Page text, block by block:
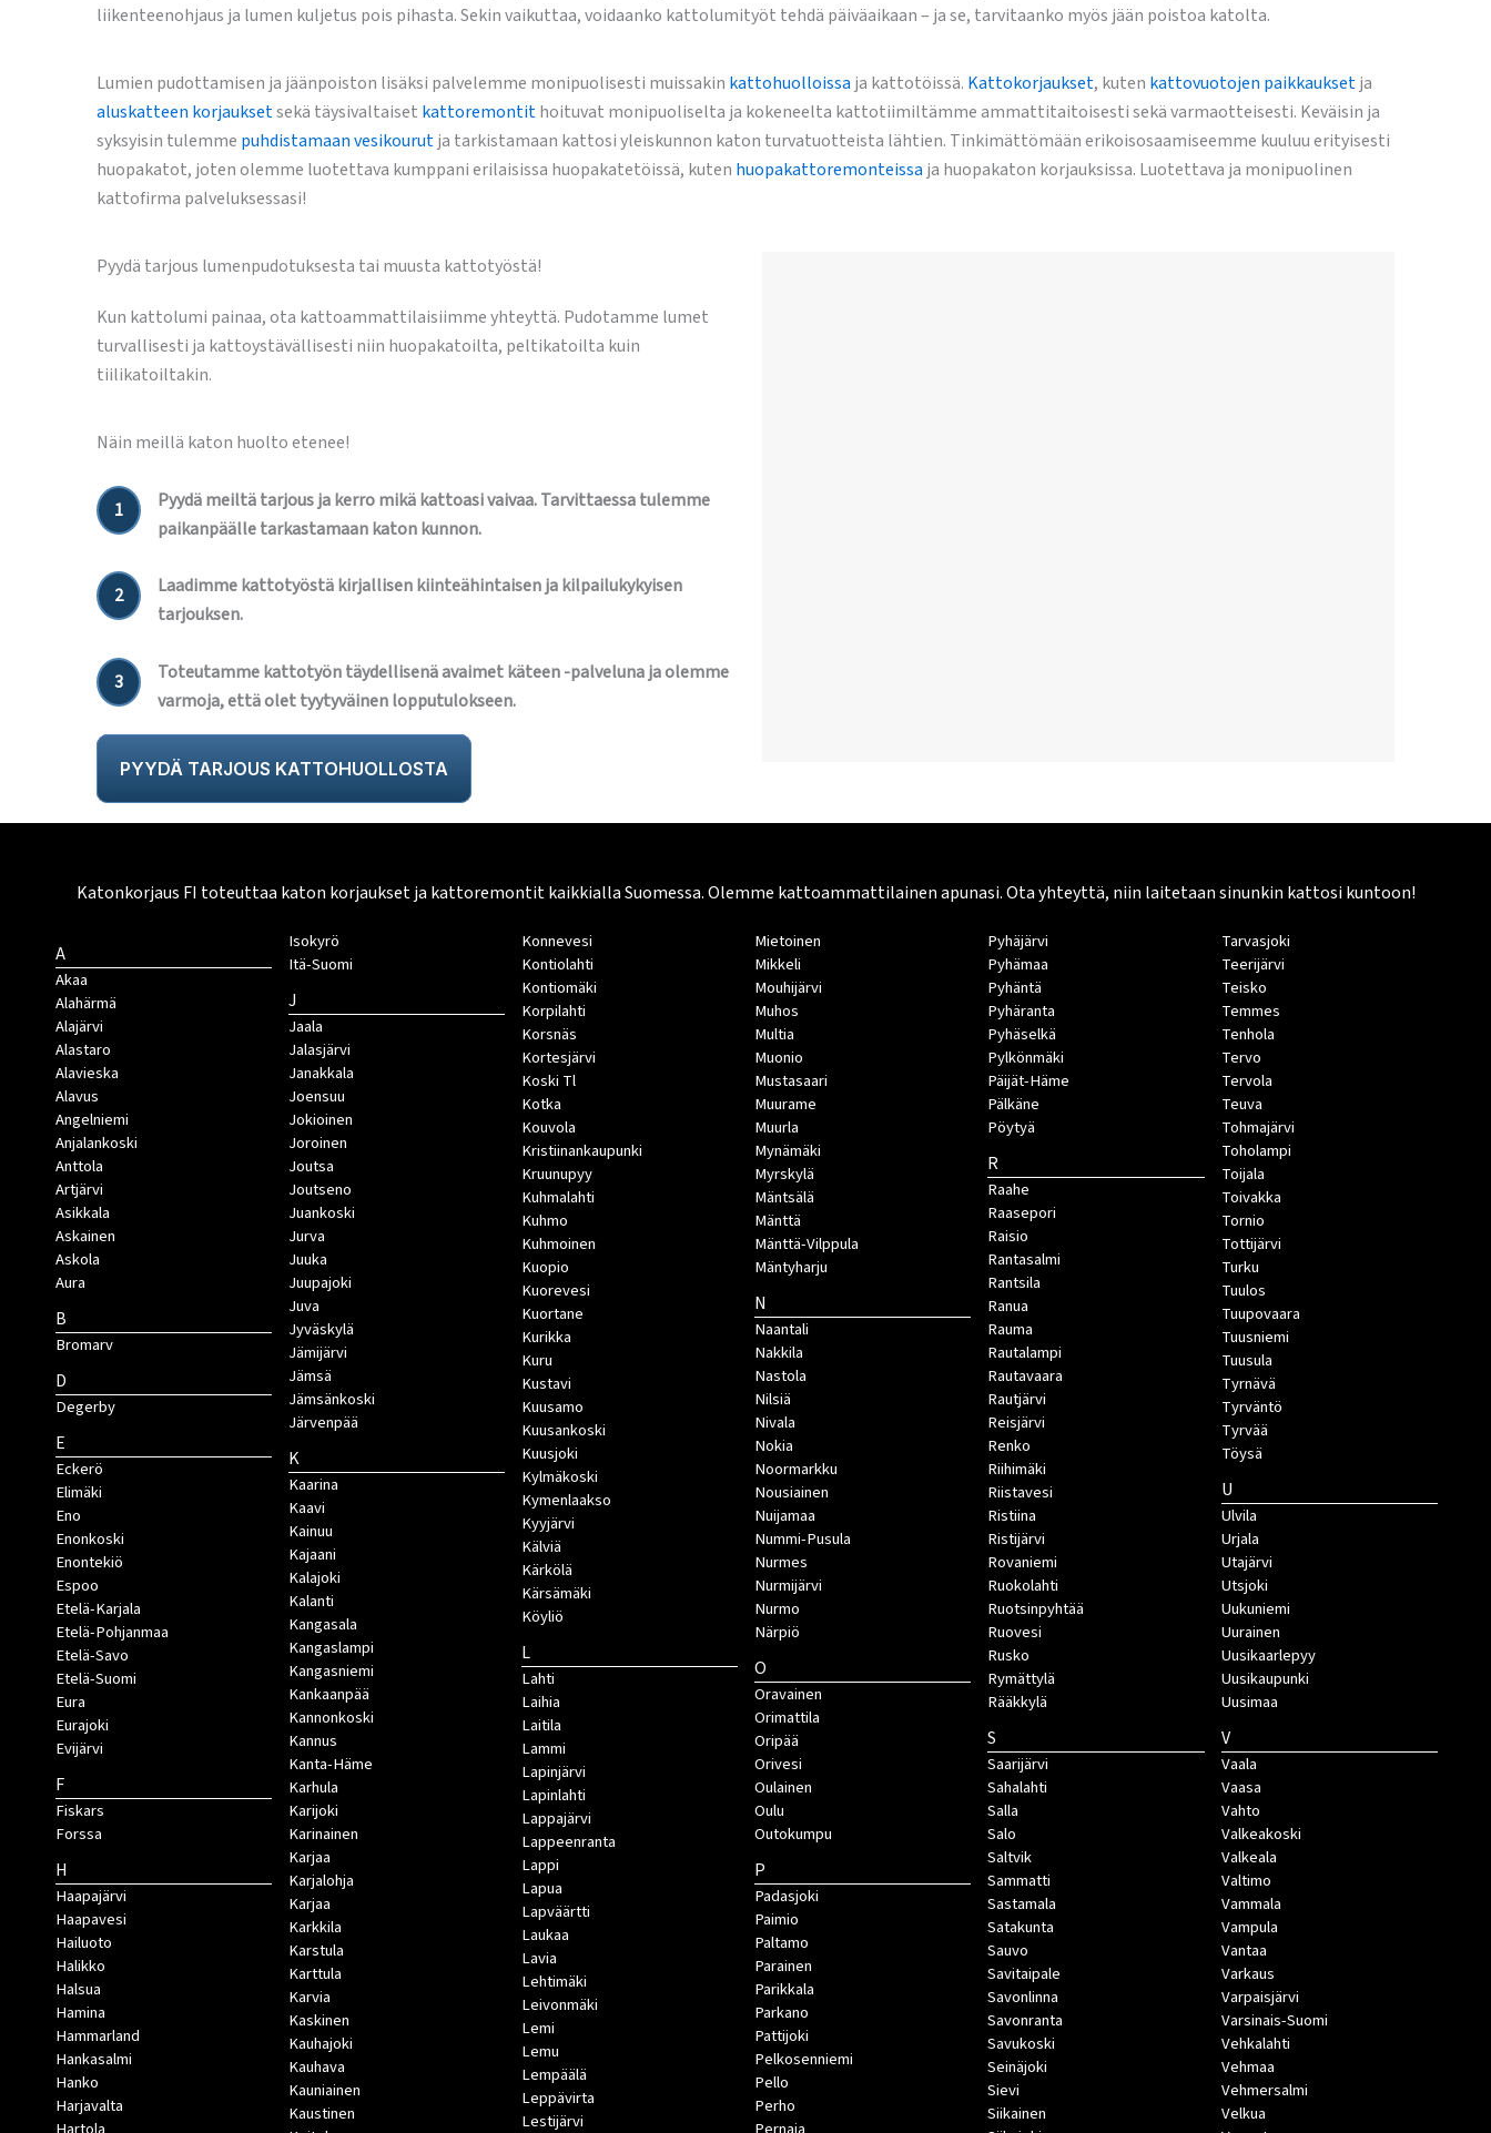
liikenteenohjaus ja lumen kuljetus pois pihasta. Sekin vaikuttaa, voidaanko kattolumityöt tehdä päiväaikaan – ja se, tarvitaanko myös jään poistoa katolta.
Lumien pudottamisen ja jäänpoiston lisäksi palvelemme monipuolisesti muissakin kattohuolloissa ja kattotöissä. Kattokorjaukset, kuten kattovuotojen paikkauksetja
aluskatteen korjauksetsekä täysivaltaiset kattoremontithoituvat monipuoliselta ja kokeneelta kattotiimiltämme ammattitaitoisesti sekä varmaotteisesti. Keväisin ja
syksyisin tulemme puhdistamaan vesikourutja tarkistamaan kattosi yleiskunnon katon turvatuotteista lähtien. Tinkimättömään erikoisosaamiseemme kuuluu erityisesti
huopakatot, joten olemme luotettava kumppani erilaisissa huopakatetöissä, kuten huopakattoremonteissa ja huopakaton korjauksissa. Luotettava ja monipuolinen
kattofirma palveluksessasi!
Pyydä tarjous lumenpudotuksesta tai muusta kattotyöstä!
Kun kattolumi painaa, ota kattoammattilaisiimme yhteyttä. Pudotamme lumet
turvallisesti ja kattoystävällisesti niin huopakatoilta, peltikatoilta kuin
tiilikatoiltakin.
Näin meillä katon huolto etenee!
1
Pyydä meiltä tarjous ja kerro mikä kattoasi vaivaa. Tarvittaessa tulemme
paikanpäälle tarkastamaan katon kunnon.
2
Laadimme kattotyöstä kirjallisen kiinteähintaisen ja kilpailukykyisen
tarjouksen.
3
Toteutamme kattotyön täydellisenä avaimet käteen -palveluna ja olemme
varmoja, että olet tyytyväinen lopputulokseen.
PYYDÄ TARJOUS KATTOHUOLLOSTA
Katonkorjaus FI toteuttaa katon korjaukset ja kattoremontit kaikkialla Suomessa. Olemme kattoammattilainen apunasi. Ota yhteyttä, niin laitetaan sinunkin kattosi kuntoon!
A
Akaa
Alahärmä
Alajärvi
Alastaro
Alavieska
Alavus
Angelniemi
Anjalankoski
Anttola
Artjärvi
Asikkala
Askainen
Askola
Aura
B
Bromarv
D
Degerby
E
Eckerö
Elimäki
Eno
Enonkoski
Enontekiö
Espoo
Etelä-Karjala
Etelä-Pohjanmaa
Etelä-Savo
Etelä-Suomi
Eura
Eurajoki
Evijärvi
F
Fiskars
Forssa
H
Haapajärvi
Haapavesi
Hailuoto
Halikko
Halsua
Hamina
Hammarland
Hankasalmi
Hanko
Harjavalta
Isokyrö
Itä-Suomi
J
Jaala
Jalasjärvi
Janakkala
Joensuu
Jokioinen
Joroinen
Joutsa
Joutseno
Juankoski
Jurva
Juuka
Juupajoki
Juva
Jyväskylä
Jämijärvi
Jämsä
Jämsänkoski
Järvenpää
K
Kaarina
Kaavi
Kainuu
Kajaani
Kalajoki
Kalanti
Kangasala
Kangaslampi
Kangasniemi
Kankaanpää
Kannonkoski
Kannus
Kanta-Häme
Karhula
Karijoki
Karinainen
Karjaa
Karjalohja
Karjaa
Karkkila
Karstula
Karttula
Karvia
Kaskinen
Kauhajoki
Kauhava
Kauniainen
Kaustinen
Konnevesi
Kontiolahti
Kontiomäki
Korpilahti
Korsnäs
Kortesjärvi
Koski Tl
Kotka
Kouvola
Kristiinankaupunki
Kruunupyy
Kuhmalahti
Kuhmo
Kuhmoinen
Kuopio
Kuorevesi
Kuortane
Kurikka
Kuru
Kustavi
Kuusamo
Kuusankoski
Kuusjoki
Kylmäkoski
Kymenlaakso
Kyyjärvi
Kälviä
Kärkölä
Kärsämäki
Köyliö
L
Lahti
Laihia
Laitila
Lammi
Lapinjärvi
Lapinlahti
Lappajärvi
Lappeenranta
Lappi
Lapua
Lapväärtti
Laukaa
Lavia
Lehtimäki
Leivonmäki
Lemi
Lemu
Lempäälä
Leppävirta
Lestijärvi
Mietoinen
Mikkeli
Mouhijärvi
Muhos
Multia
Muonio
Mustasaari
Muurame
Muurla
Mynämäki
Myrskylä
Mäntsälä
Mänttä
Mänttä-Vilppula
Mäntyharju
N
Naantali
Nakkila
Nastola
Nilsiä
Nivala
Nokia
Noormarkku
Nousiainen
Nuijamaa
Nummi-Pusula
Nurmes
Nurmijärvi
Nurmo
Närpiö
O
Oravainen
Orimattila
Oripää
Orivesi
Oulainen
Oulu
Outokumpu
P
Padasjoki
Paimio
Paltamo
Parainen
Parikkala
Parkano
Pattijoki
Pelkosenniemi
Pello
Perho
Pyhäjärvi
Pyhämaa
Pyhäntä
Pyhäranta
Pyhäselkä
Pylkönmäki
Päijät-Häme
Pälkäne
Pöytyä
R
Raahe
Raasepori
Raisio
Rantasalmi
Rantsila
Ranua
Rauma
Rautalampi
Rautavaara
Rautjärvi
Reisjärvi
Renko
Riihimäki
Riistavesi
Ristiina
Ristijärvi
Rovaniemi
Ruokolahti
Ruotsinpyhtää
Ruovesi
Rusko
Rymättylä
Rääkkylä
S
Saarijärvi
Sahalahti
Salla
Salo
Saltvik
Sammatti
Sastamala
Satakunta
Sauvo
Savitaipale
Savonlinna
Savonranta
Savukoski
Seinäjoki
Sievi
Siikainen
Tarvasjoki
Teerijärvi
Teisko
Temmes
Tenhola
Tervo
Tervola
Teuva
Tohmajärvi
Toholampi
Toijala
Toivakka
Tornio
Tottijärvi
Turku
Tuulos
Tuupovaara
Tuusniemi
Tuusula
Tyrnävä
Tyrväntö
Tyrvää
Töysä
U
Ulvila
Urjala
Utajärvi
Utsjoki
Uukuniemi
Uurainen
Uusikaarlepyy
Uusikaupunki
Uusimaa
V
Vaala
Vaasa
Vahto
Valkeakoski
Valkeala
Valtimo
Vammala
Vampula
Vantaa
Varkaus
Varpaisjärvi
Varsinais-Suomi
Vehkalahti
Vehmaa
Vehmersalmi
Velkua